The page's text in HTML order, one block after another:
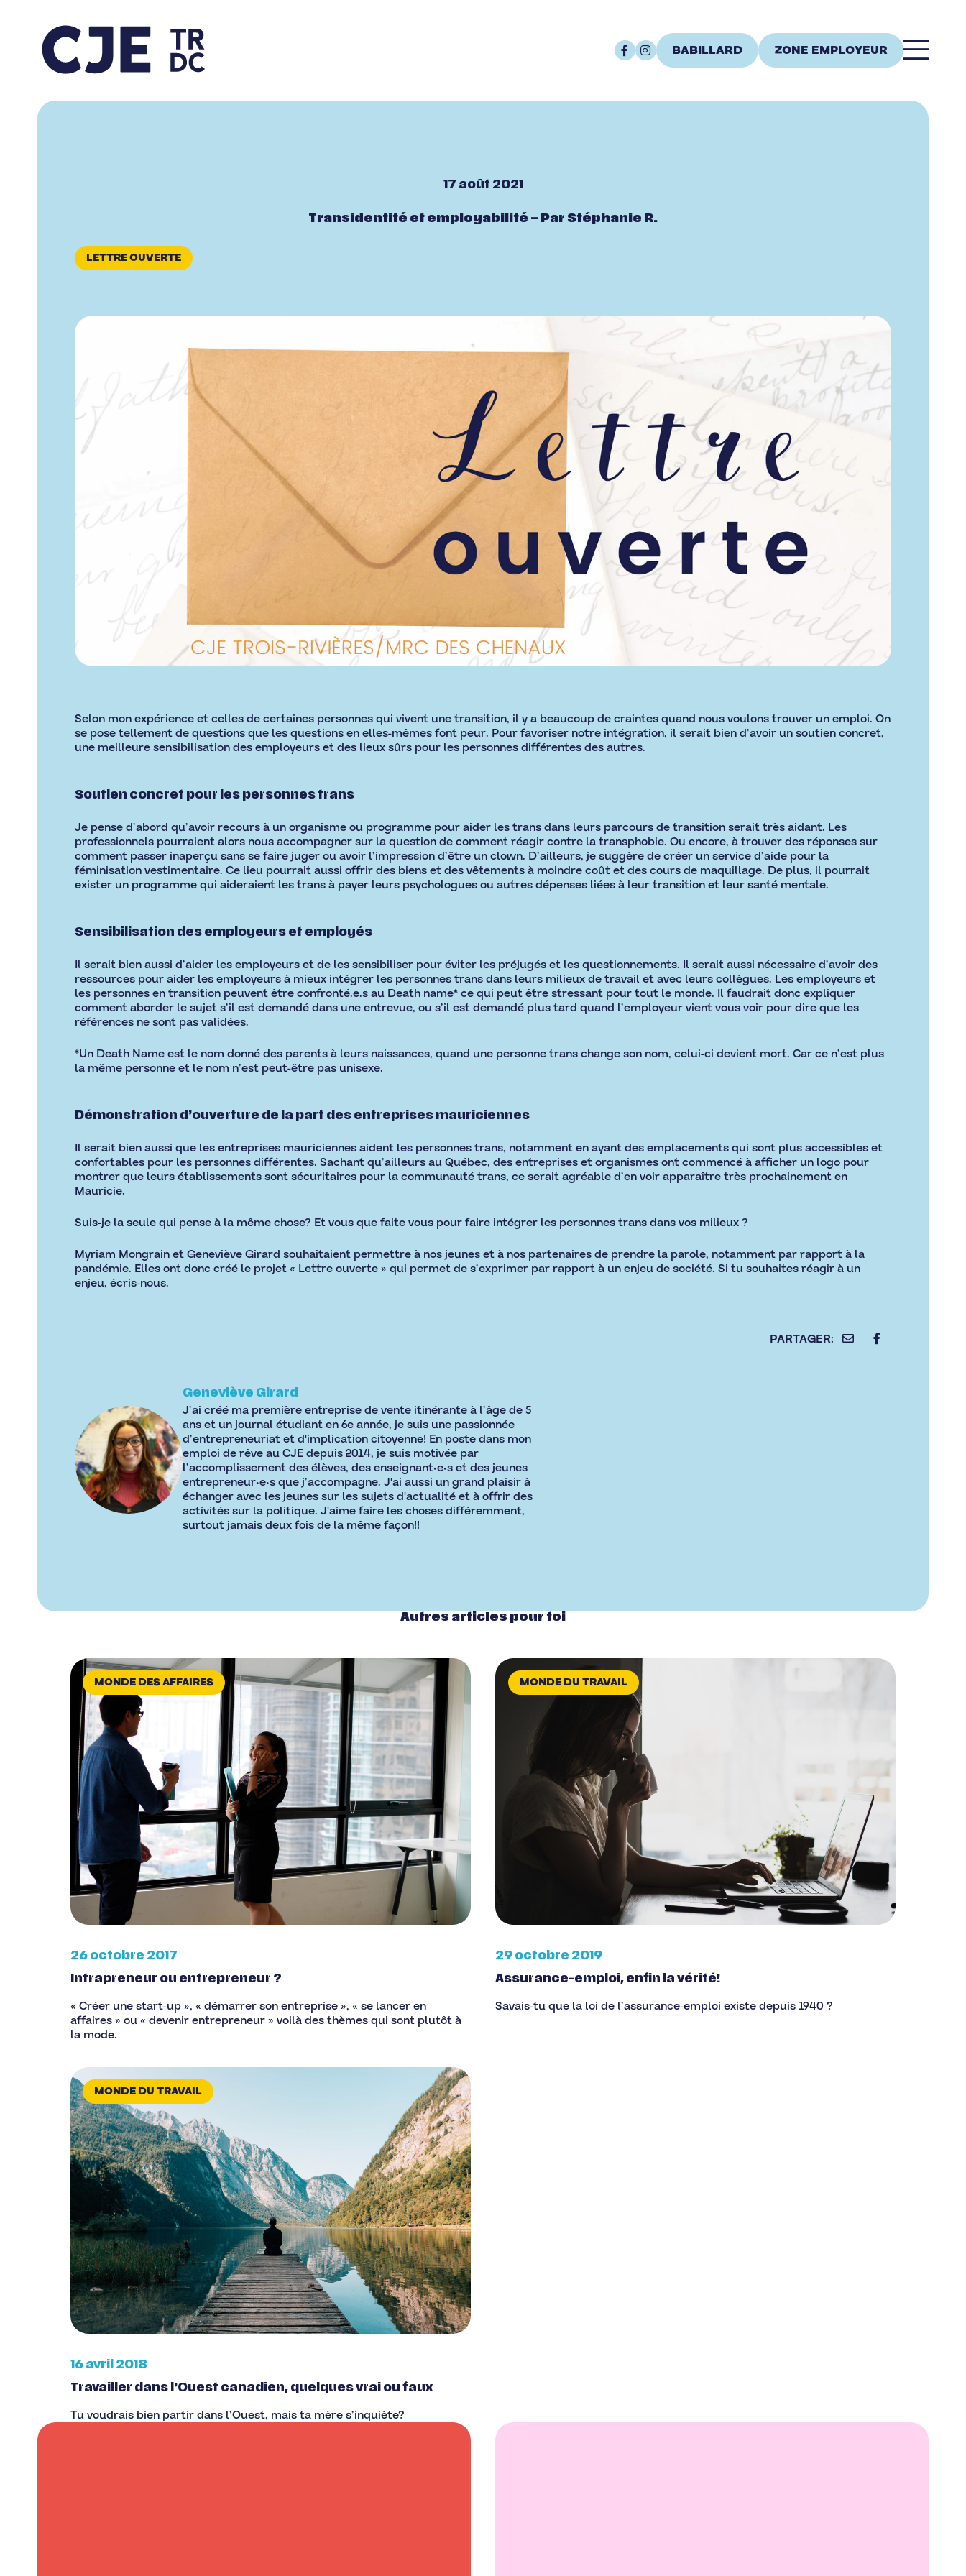
BABILLARD ZONE EMPLOYEUR
17 août 2021
Transidentité et employabilité – Par Stéphanie R.
LETTRE OUVERTE
Selon mon expérience et celles de certaines personnes qui vivent une transition, il y a beaucoup de craintes quand nous voulons trouver un emploi. On
se pose tellement de questions que les questions en elles-mêmes font peur. Pour favoriser notre intégration, il serait bien d’avoir un soutien concret,
une meilleure sensibilisation des employeurs et des lieux sûrs pour les personnes différentes des autres.
Soutien concret pour les personnes trans
Je pense d’abord qu’avoir recours à un organisme ou programme pour aider les trans dans leurs parcours de transition serait très aidant. Les
professionnels pourraient alors nous accompagner sur la question de comment réagir contre la transphobie. Ou encore, à trouver des réponses sur
comment passer inaperçu sans se faire juger ou avoir l’impression d’être un clown. D’ailleurs, je suggère de créer un service d’aide pour la
féminisation vestimentaire. Ce lieu pourrait aussi offrir des biens et des vêtements à moindre coût et des cours de maquillage. De plus, il pourrait
exister un programme qui aideraient les trans à payer leurs psychologues ou autres dépenses liées à leur transition et leur santé mentale.
Sensibilisation des employeurs et employés
Il serait bien aussi d’aider les employeurs et de les sensibiliser pour éviter les préjugés et les questionnements. Il serait aussi nécessaire d’avoir des
ressources pour aider les employeurs à mieux intégrer les personnes trans dans leurs milieux de travail et avec leurs collègues. Les employeurs et
les personnes en transition peuvent être confronté.e.s au Death name* ce qui peut être stressant pour tout le monde. Il faudrait donc expliquer
comment aborder le sujet s’il est demandé dans une entrevue, ou s’il est demandé plus tard quand l’employeur vient vous voir pour dire que les
références ne sont pas validées.
*Un Death Name est le nom donné des parents à leurs naissances, quand une personne trans change son nom, celui-ci devient mort. Car ce n’est plus
la même personne et le nom n’est peut-être pas unisexe.
Démonstration d’ouverture de la part des entreprises mauriciennes
Il serait bien aussi que les entreprises mauriciennes aident les personnes trans, notamment en ayant des emplacements qui sont plus accessibles et
confortables pour les personnes différentes. Sachant qu’ailleurs au Québec, des entreprises et organismes ont commencé à afficher un logo pour
montrer que leurs établissements sont sécuritaires pour la communauté trans, ce serait agréable d’en voir apparaître très prochainement en
Mauricie.
Suis-je la seule qui pense à la même chose? Et vous que faite vous pour faire intégrer les personnes trans dans vos milieux ?
Myriam Mongrain et Geneviève Girard souhaitaient permettre à nos jeunes et à nos partenaires de prendre la parole, notamment par rapport à la
pandémie. Elles ont donc créé le projet « Lettre ouverte » qui permet de s’exprimer par rapport à un enjeu de société. Si tu souhaites réagir à un
enjeu, écris-nous.
Geneviève Girard
J’ai créé ma première entreprise de vente itinérante à l’âge de 5
ans et un journal étudiant en 6e année, je suis une passionnée
d’entrepreneuriat et d'implication citoyenne! En poste dans mon
emploi de rêve au CJE depuis 2014, je suis motivée par
l’accomplissement des élèves, des enseignant•e•s et des jeunes
entrepreneur•e•s que j’accompagne. J'ai aussi un grand plaisir à
échanger avec les jeunes sur les sujets d'actualité et à offrir des
activités sur la politique. J'aime faire les choses différemment,
surtout jamais deux fois de la même façon!!
Autres articles pour toi
MONDE DES AFFAIRES
26 octobre 2017
Intrapreneur ou entrepreneur ?
« Créer une start-up », « démarrer son entreprise », « se lancer en
affaires » ou « devenir entrepreneur » voilà des thèmes qui sont plutôt à
la mode.
MONDE DU TRAVAIL
29 octobre 2019
Assurance-emploi, enfin la vérité!
Savais-tu que la loi de l’assurance-emploi existe depuis 1940 ?
MONDE DU TRAVAIL
16 avril 2018
Travailler dans l’Ouest canadien, quelques vrai ou faux
Tu voudrais bien partir dans l’Ouest, mais ta mère s’inquiète?